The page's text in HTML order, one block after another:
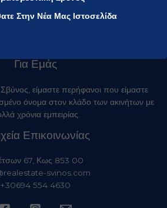
Στην Νέα Μας Ιστοσελίδα
Για Εμάς
είμαστε περήφανοι που είμαστε
όνομα στον κλάδο των ακινήτων με
χρόνια εμπειρίας.
Επικοινωνίας
67, Κως 853 00
svinos.com
+30694 554 4630